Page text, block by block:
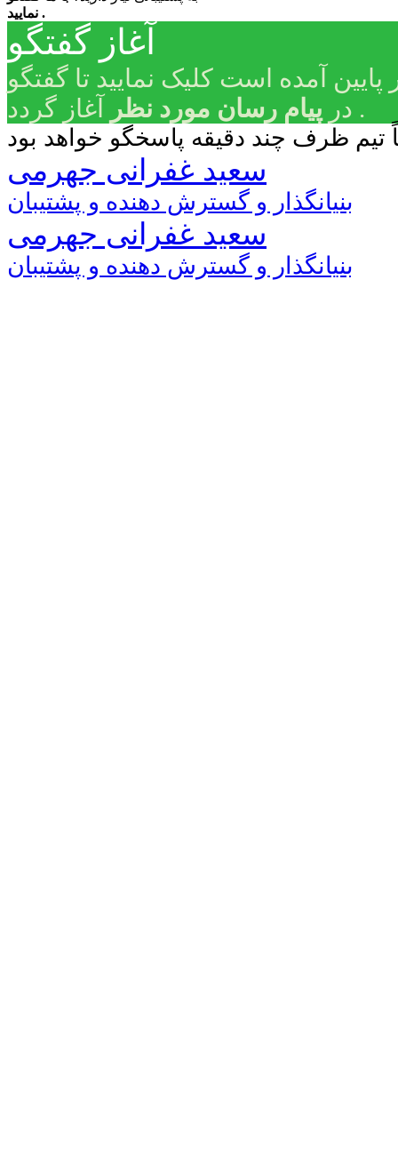
نمایید .
آغاز گفتگو
آمده است کلیک نمایید تا گفتگو
در پیام رسان مورد نظر آغاز گردد .
سعید غفرانی جهرمی
بنیانگذار و گسترش دهنده و پشتیبان
سعید غفرانی جهرمی
بنیانگذار و گسترش دهنده و پشتیبان